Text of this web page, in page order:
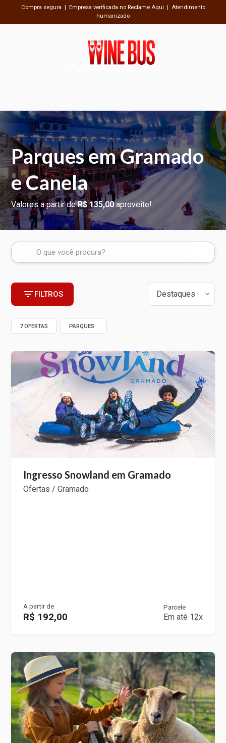
Compra segura | Empresa verificada no Reclame Aqui | Atendimento
humanizado
Passeios Inesquecíveis
Parques em Gramado
e Canela
Valores a partir deR$ 135,00aproveite!
FILTROS
7 OFERTAS PARQUES
Ingresso Snowland em Gramado
Ofertas / Gramado
A partir de
R$ 192,00
Parcele
Em até 12x